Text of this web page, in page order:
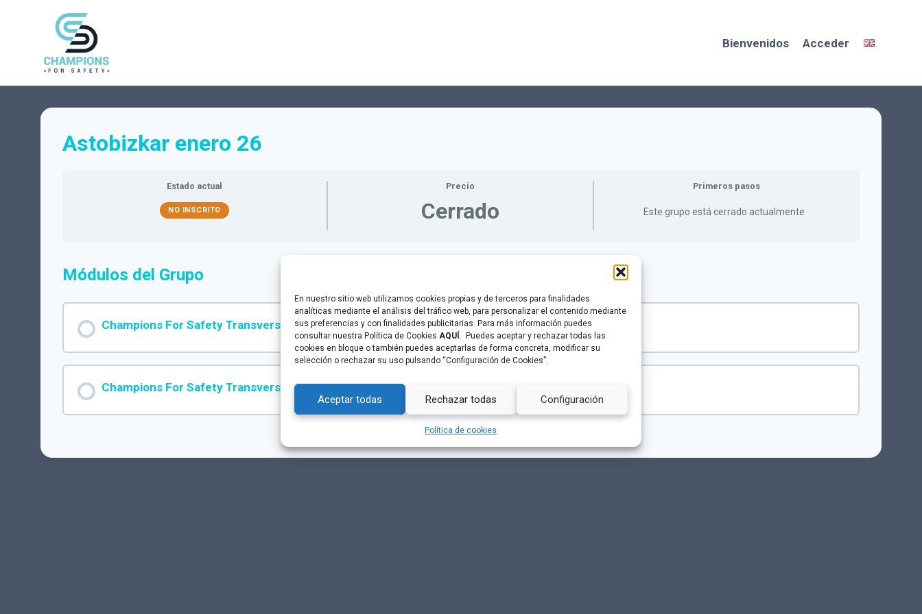
En nuestro sitio web utilizamos cookies propias y de terceros para finalidades
analíticas mediante el análisis del tráfico web, para personalizar el contenido mediante
sus preferencias y con finalidades publicitarias. Para más información puedes
consultar nuestra Política de Cookies AQUÍ . Puedes aceptar y rechazar todas las
cookies en bloque o también puedes aceptarlas de forma concreta, modificar su
selección o rechazar su uso pulsando “Configuración de Cookies”.
Aceptar todas Rechazar todas Configuración
Política de cookies
Bienvenidos Acceder
Astobizkar enero 26
Estado actual
NO INSCRITO
Precio
Cerrado
Primeros pasos
Este grupo está cerrado actualmente
Módulos del Grupo
Champions For Safety Transversal
Champions For Safety Transversal (online)